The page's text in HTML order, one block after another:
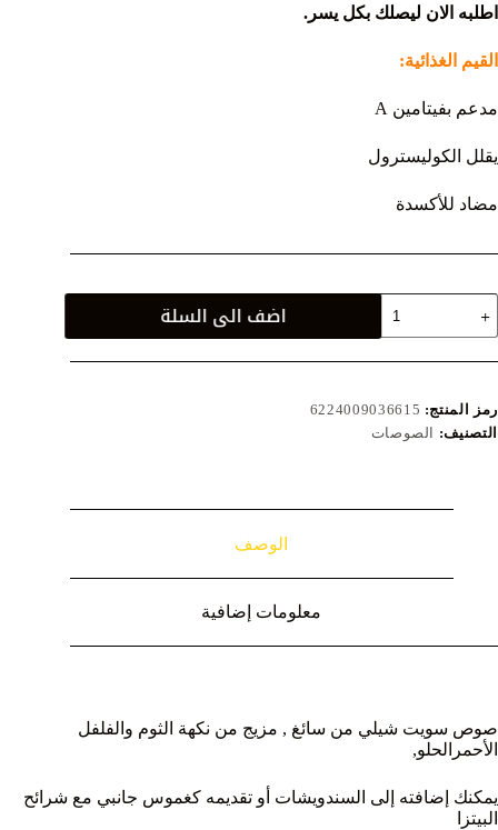
اطلبه الان ليصلك بكل يسر.
القيم الغذائية:
مدعم بفيتامين A
يقلل الكوليسترول
مضاد للأكسدة
صوص
سويت
شيلي
اضف الى السلة
رمز المنتج: 6224009036615
التصنيف:
الصوصات
الوصف
معلومات إضافية
صوص سويت شيلي من سائغ , مزيج من نكهة الثوم والفلفل
الأحمرالحلو,
يمكنك إضافته إلى السندويشات أو تقديمه كغموس جانبي مع شرائح
البيتزا